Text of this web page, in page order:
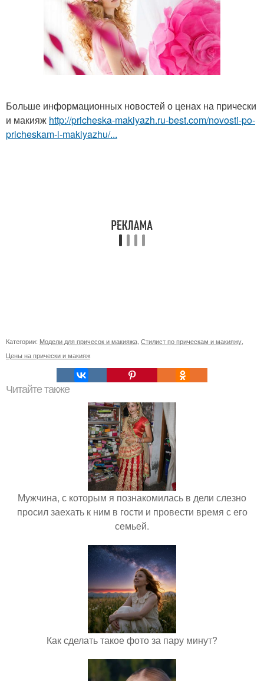
Больше информационных новостей о ценах на прически
и макияж http://pricheska-makiyazh.ru-best.com/novosti-po-
pricheskam-i-makiyazhu/...
Категории: Модели для причесок и макияжа Стилист по прическам и макияжу
Цены на прически и макияж
Читайте также
Мужчина, с которым я познакомилась в дели слезно
просил заехать к ним в гости и провести время с его
семьей.
Как сделать такое фото за пару минут?